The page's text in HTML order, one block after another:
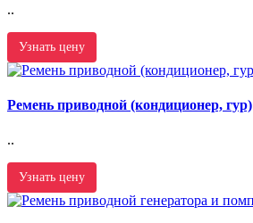
..
Узнать цену
Ремень приводной (кондиционер, гур)
..
Узнать цену